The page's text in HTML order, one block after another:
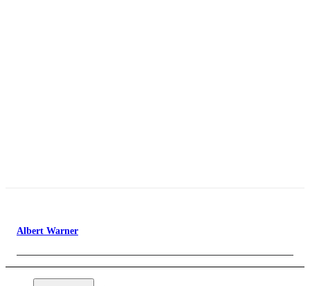
Albert Warner